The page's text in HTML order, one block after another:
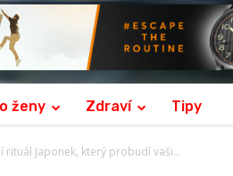
ženy Zdraví Tipy
Japonek, který probudí vaši...